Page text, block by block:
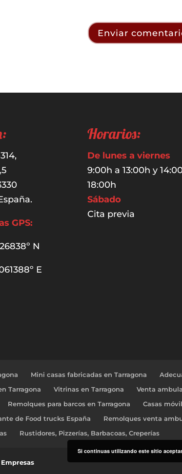
GPS:
N
E
Horarios:
De lunes a viernes
9:00h a 13:00h y
18:00h
Sábado
Cita previa
Mini casas fabricadas en Tarragona
Tarragona Vitrinas en Tarragona
Venta
Remolques para barcos en Tarragona
Casas
de Food trucks España
Remolques venta
Rustidores, Pizzerías, Barbacoas, Creperías
Si continuas utilizando este sitio